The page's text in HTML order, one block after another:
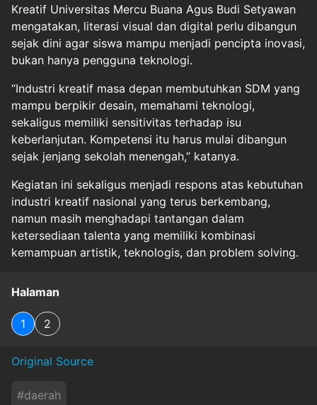
Kreatif Universitas Mercu Buana Agus Budi Setyawan
mengatakan, literasi visual dan digital perlu dibangun
sejak dini agar siswa mampu menjadi pencipta inovasi,
bukan hanya pengguna teknologi.
“Industri kreatif masa depan membutuhkan SDM yang
mampu berpikir desain, memahami teknologi,
sekaligus memiliki sensitivitas terhadap isu
keberlanjutan. Kompetensi itu harus mulai dibangun
sejak jenjang sekolah menengah,” katanya.
Kegiatan ini sekaligus menjadi respons atas kebutuhan
industri kreatif nasional yang terus berkembang,
namun masih menghadapi tantangan dalam
ketersediaan talenta yang memiliki kombinasi
kemampuan artistik, teknologis, dan problem solving.
Halaman
1 2
Original Source
#daerah